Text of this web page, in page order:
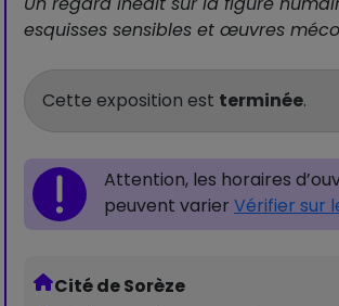
esquisses sensibles et œuvres
Cette exposition est terminée.
Attention, les horaires
peuvent varier Vérifier sur
Cité de Sorèze